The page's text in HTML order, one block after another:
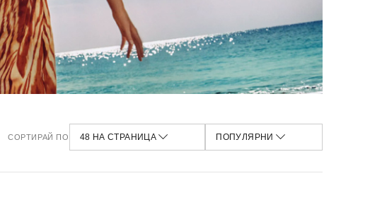
СОРТИРАЙ ПО 48 НА СТРАНИЦА
48 НА СТРАНИЦА
100 НА СТРАНИЦА
ПОПУЛЯРНИ
ПОПУЛЯРНИ
НАЙ-ПРОДАВАНИ
НАЙ-ПРЕГЛЕЖДАНИ